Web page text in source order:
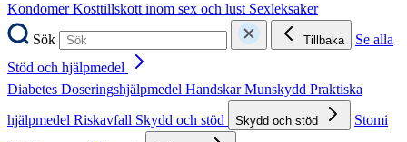
KondomerKosttillskott inom sex och lust Sexleksaker
Sök
Tillbaka
Se alla
Stöd och hjälpmedel
Diabetes Doseringshjälpmedel HandskarMunskydd Praktiska
hjälpmedel Riskavfall Skydd och stöd Skydd och stöd
Stomi